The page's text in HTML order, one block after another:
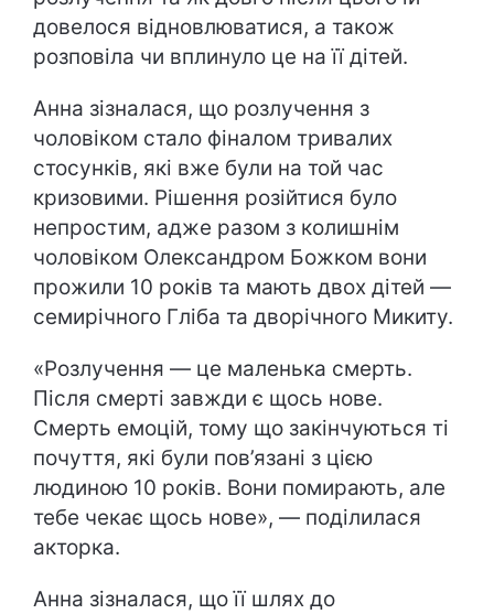
довелося відновлюватися, а також
розповіла чи вплинуло це на її дітей.
Анна зізналася, що розлучення з
чоловіком стало фіналом тривалих
стосунків, які вже були на той час
кризовими. Рішення розійтися було
непростим, адже разом з колишнім
чоловіком Олександром Божком вони
прожили 10 років та мають двох дітей —
семирічного Гліба та дворічного Микиту.
«Розлучення — це маленька смерть.
Після смерті завжди є щось нове.
Смерть емоцій, тому що закінчуються ті
почуття, які були пов’язані з цією
людиною 10 років. Вони помирають, але
тебе чекає щось нове», — поділилася
акторка.
Анна зізналася, що її шлях до